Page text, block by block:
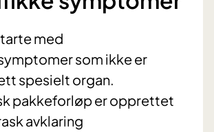
med
som ikke er
spesielt organ.
pakkeforløp er opprettet
avklaring